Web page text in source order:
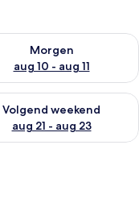
aug 9 - aug
Morgen
aug 10 - aug 11
weekend aug 14 -
Volgend weekend
aug 21 - aug 23